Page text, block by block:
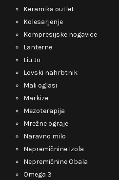
Keramika outlet
Kolesarjenje
Kompresijske nogavice
Lanterne
Liu Jo
Lovski nahrbtnik
Mali oglasi
Markize
Mezoterapija
Mrežne ograje
Naravno milo
Nepremičnine Izola
Nepremičnine Obala
Omega 3